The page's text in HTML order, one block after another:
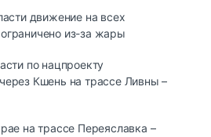
движение на всех
из-за жары
по нацпроекту
Кшень на трассе Ливны –
на трассе Переяславка –